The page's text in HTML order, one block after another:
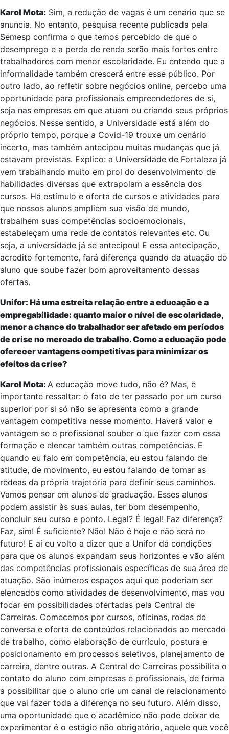
Karol Mota: Sim, a redução de vagas é um cenário que se
anuncia. No entanto, pesquisa recente publicada pela
Semesp confirma o que temos percebido de que o
desemprego e a perda de renda serão mais fortes entre
trabalhadores com menor escolaridade. Eu entendo que a
informalidade também crescerá entre esse público. Por
outro lado, ao refletir sobre negócios online, percebo uma
oportunidade para profissionais empreendedores de si,
seja nas empresas em que atuam ou criando seus próprios
negócios. Nesse sentido, a Universidade está além do
próprio tempo, porque a Covid-19 trouxe um cenário
incerto, mas também antecipou muitas mudanças que já
estavam previstas. Explico: a Universidade de Fortaleza já
vem trabalhando muito em prol do desenvolvimento de
habilidades diversas que extrapolam a essência dos
cursos. Há estímulo e oferta de cursos e atividades para
que nossos alunos ampliem sua visão de mundo,
trabalhem suas competências socioemocionais,
estabeleçam uma rede de contatos relevantes etc. Ou
seja, a universidade já se antecipou! E essa antecipação,
acredito fortemente, fará diferença quando da atuação do
aluno que soube fazer bom aproveitamento dessas
ofertas.
Unifor: Há uma estreita relação entre a educação e a
empregabilidade: quanto maior o nível de escolaridade,
menor a chance do trabalhador ser afetado em períodos
de crise no mercado de trabalho. Como a educação pode
oferecer vantagens competitivas para minimizar os
efeitos da crise?
Karol Mota: A educação move tudo, não é? Mas, é
importante ressaltar: o fato de ter passado por um curso
superior por si só não se apresenta como a grande
vantagem competitiva nesse momento. Haverá valor e
vantagem se o profissional souber o que fazer com essa
formação e elencar também outras competências. E
quando eu falo em competência, eu estou falando de
atitude, de movimento, eu estou falando de tomar as
rédeas da própria trajetória para definir seus caminhos.
Vamos pensar em alunos de graduação. Esses alunos
podem assistir às suas aulas, ter bom desempenho,
concluir seu curso e ponto. Legal? É legal! Faz diferença?
Faz, sim! É suficiente? Não! Não é hoje e não será no
futuro! E aí eu volto a dizer que a Unifor dá condições
para que os alunos expandam seus horizontes e vão além
das competências profissionais específicas de sua área de
atuação. São inúmeros espaços aqui que poderiam ser
elencados como atividades de desenvolvimento, mas vou
focar em possibilidades ofertadas pela Central de
Carreiras. Comecemos por cursos, oficinas, rodas de
conversa e oferta de conteúdos relacionados ao mercado
de trabalho, como elaboração de currículo, postura e
posicionamento em processos seletivos, planejamento de
carreira, dentre outras. A Central de Carreiras possibilita o
contato do aluno com empresas e profissionais, de forma
a possibilitar que o aluno crie um canal de relacionamento
que vai fazer toda a diferença no seu futuro. Além disso,
uma oportunidade que o acadêmico não pode deixar de
experimentar é o estágio não obrigatório, aquele que você